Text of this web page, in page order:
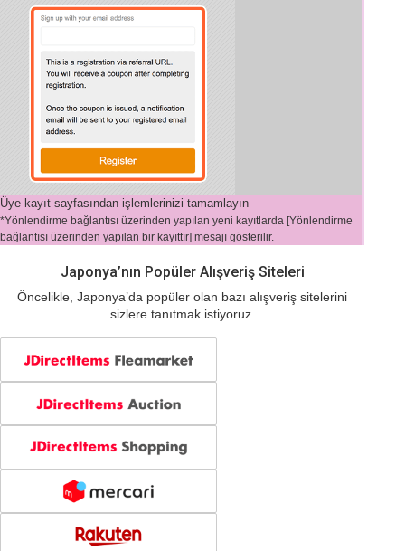
Üye kayıt sayfasından işlemlerinizi tamamlayın
*Yönlendirme bağlantısı üzerinden yapılan yeni kayıtlarda [Yönlendirme
bağlantısı üzerinden yapılan bir kayıttır] mesajı gösterilir.
Japonya’nın Popüler Alışveriş Siteleri
Öncelikle, Japonya’da popüler olan bazı alışveriş sitelerini
sizlere tanıtmak istiyoruz.